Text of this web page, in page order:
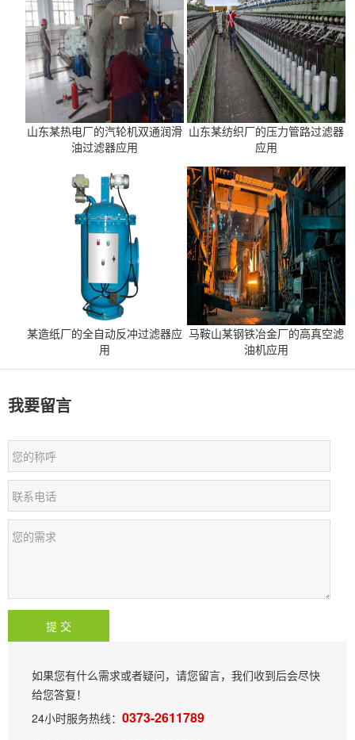
山东某热电厂的汽轮机双通润滑
油过滤器应用
山东某纺织厂的压力管路过滤器
应用
某造纸厂的全自动反冲过滤器应
用
马鞍山某钢铁冶金厂的高真空滤
油机应用
我要留言
如果您有什么需求或者疑问，请您留言，我们收到后会尽快
给您答复！
24小时服务热线： 0373-2611789